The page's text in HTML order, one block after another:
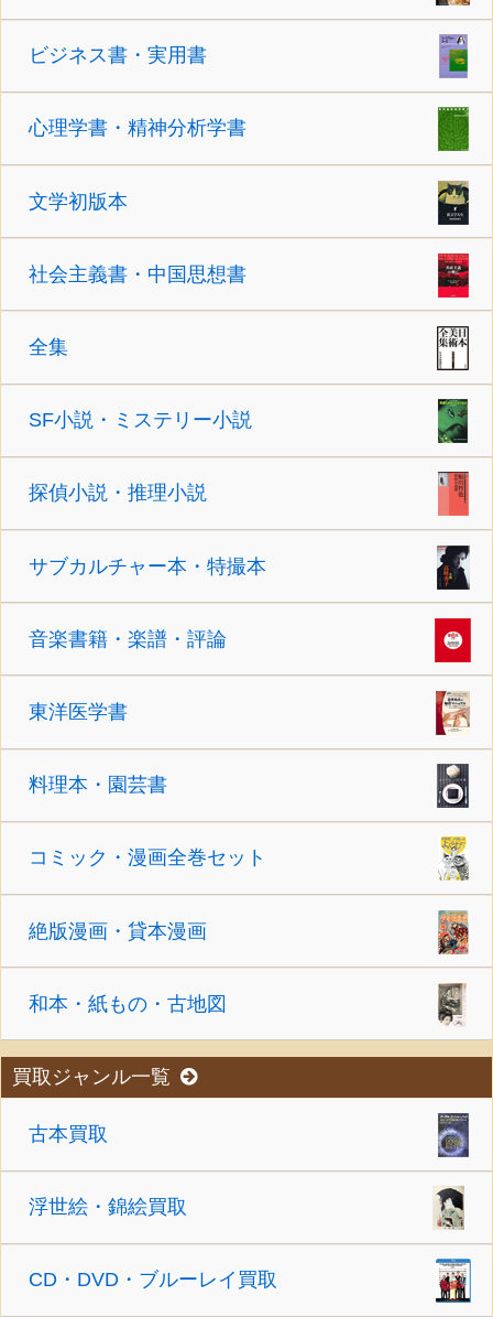
ビジネス書・実用書
心理学書・精神分析学書
文学初版本
社会主義書・中国思想書
全集
SF小説・ミステリー小説
探偵小説・推理小説
サブカルチャー本・特撮本
音楽書籍・楽譜・評論
東洋医学書
料理本・園芸書
コミック・漫画全巻セット
絶版漫画・貸本漫画
和本・紙もの・古地図
買取ジャンル一覧
古本買取
浮世絵・錦絵買取
CD・DVD・ブルーレイ買取